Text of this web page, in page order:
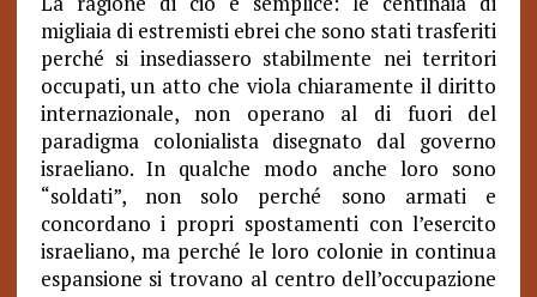
migliaia di estremisti ebrei che sono stati trasferiti
perché si insediassero stabilmente nei territori
occupati, un atto che viola chiaramente il diritto
internazionale, non operano al di fuori del
paradigma colonialista disegnato dal governo
israeliano. In qualche modo anche loro sono
“soldati”, non solo perché sono armati e
concordano i propri spostamenti con l’esercito
israeliano, ma perché le loro colonie in continua
espansione si trovano al centro dell’occupazione